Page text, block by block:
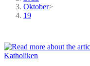
Oktober>
19